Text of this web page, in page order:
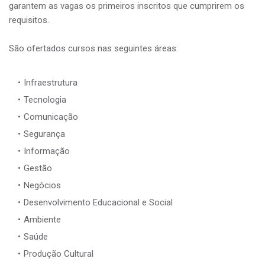
garantem as vagas os primeiros inscritos que cumprirem os
requisitos.
São ofertados cursos nas seguintes áreas:
Infraestrutura
Tecnologia
Comunicação
Segurança
Informação
Gestão
Negócios
Desenvolvimento Educacional e Social
Ambiente
Saúde
Produção Cultural